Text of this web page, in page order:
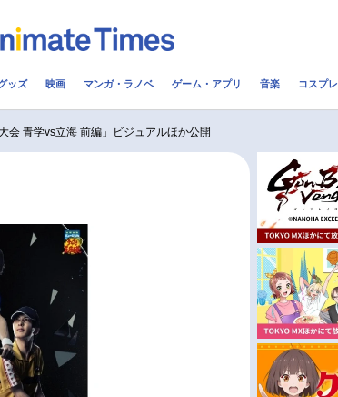
配信・Vtuber
画一覧
優/女性声優一覧
今期アニメ曜日別一覧
ッズ 映画 マンガ・ラノベ ゲーム・アプリ 音楽 コスプレ
会 青学vs立海 前編」ビジュアルほか公開